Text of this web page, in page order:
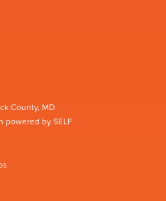
County, MD
powered by SELF